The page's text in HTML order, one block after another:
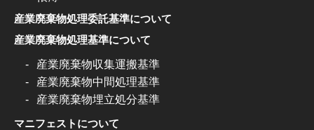
産業廃棄物処理委託基準について
産業廃棄物処理基準について
産業廃棄物収集運搬基準
産業廃棄物中間処理基準
産業廃棄物埋立処分基準
マニフェストについて